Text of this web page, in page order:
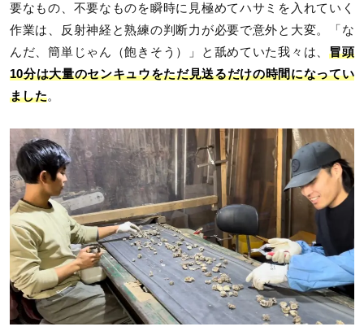
要なもの、不要なものを瞬時に見極めてハサミを入れていく
作業は、反射神経と熟練の判断力が必要で意外と大変。「な
んだ、簡単じゃん（飽きそう）」と舐めていた我々は、 冒頭
10分は大量のセンキュウをただ見送るだけの時間になってい
ました。